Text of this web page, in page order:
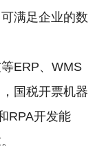
满足企业的数
ERP、WMS
国税开票机器
RPA开发能